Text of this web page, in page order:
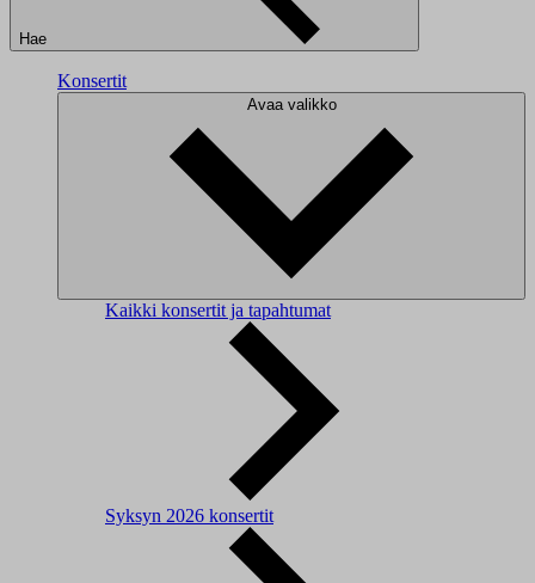
Hae
Konsertit
Avaa valikko
Kaikki konsertit ja tapahtumat
Syksyn 2026 konsertit